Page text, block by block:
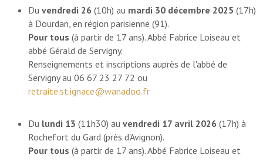
Du vendredi 26 (10h) au mardi 30 décembre 2025 (17h)
à Dourdan, en région parisienne (91).
Pour tous (à partir de 17 ans). Abbé Fabrice Loiseau et
abbé Gérald de Servigny.
Renseignements et inscriptions auprès de l'abbé de
Servigny au 06 67 23 27 72 ou
retraite.st.ignace@wanadoo.fr
Du lundi 13 (11h30) au vendredi 17 avril 2026 (17h) à
Rochefort du Gard (près d'Avignon).
Pour tous (à partir de 17 ans). Abbé Fabrice Loiseau et